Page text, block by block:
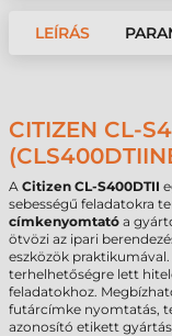
LEÍRÁS
CITIZEN CL-
A Citizen CL-S400DTII
sebességű feladatokra
címkenyomtató a
ötvözi az ipari
eszközök
terhelhetőségre lett
feladatokhoz.
futárcímke nyomtatás,
azonosító etikett